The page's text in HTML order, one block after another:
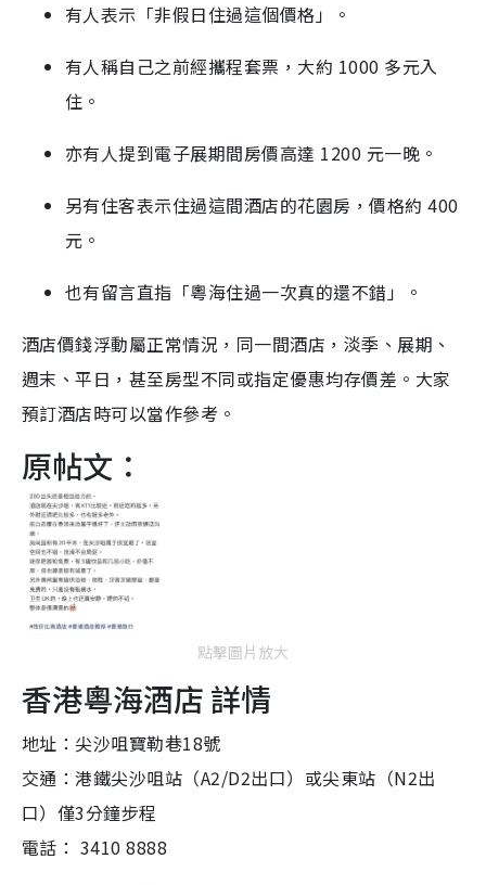
有人表示「非假日住過這個價格」。
有人稱自己之前經攜程套票，大約 1000 多元入
住。
亦有人提到電子展期間房價高達 1200 元一晚。
另有住客表示住過這間酒店的花園房，價格約 400
元。
也有留言直指「粵海住過一次真的還不錯」。
酒店價錢浮動屬正常情況，同一間酒店，淡季、展期、
週末、平日，甚至房型不同或指定優惠均存價差。大家
預訂酒店時可以當作參考。
原帖文：
點擊圖片放大
香港粵海酒店 詳情
地址：尖沙咀寶勒巷18號
交通：港鐵尖沙咀站（A2/D2出口）或尖東站（N2出
口）僅3分鐘步程
電話： 3410 8888